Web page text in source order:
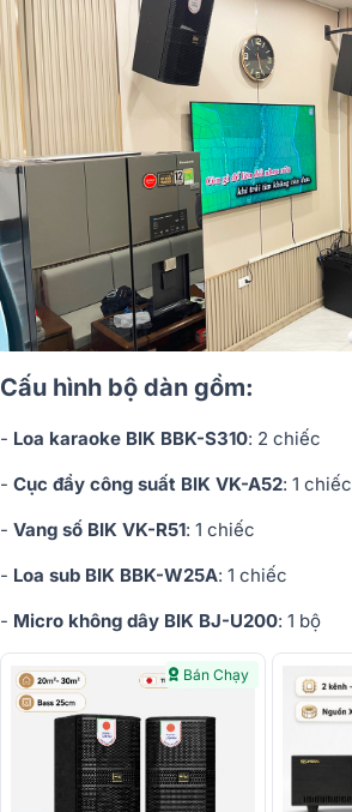
Cấu hình bộ dàn gồm:
- Loa karaoke BIK BBK-S310: 2 chiếc
- Cục đẩy công suất BIK VK-A52: 1 chiếc
- Vang số BIK VK-R51: 1 chiếc
- Loa sub BIK BBK-W25A: 1 chiếc
- Micro không dây BIK BJ-U200: 1 bộ
Bán Chạy